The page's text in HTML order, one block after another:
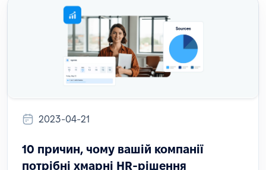
2023-04-21
10 причин, чому вашій компанії
потрібні хмарні HR-рішення